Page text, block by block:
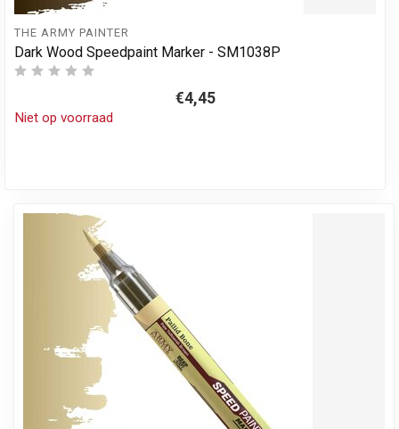
THE ARMY PAINTER
Dark Wood Speedpaint Marker - SM1038P
€4,45
Niet op voorraad